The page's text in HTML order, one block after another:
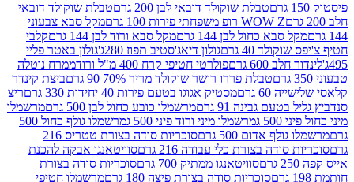
טבלת שוקולד דובאי לבן 200 גרם
טבלת שוקולד דובאי
WOW Z רופ משפחתי פירות 100 גרם
מקל סבא צבעוני
סבא כחול לבן 144 גרם
מקל סבא ורוד לבן 144 גרם
קלבי
40 גרם
גולון דיאג'סטיב תפוז 280ג'
גולון באטר פליי
600 גרם
פולרטי חטיפי קרח 400 מ"ל ורוד
ממרח נוטלה
טבלת פררו רושר שוקולד מריר 70% 90 גרם
ביצת קינדר
60 גרם
מסטיק אגוגו בטעם פירות 40 יחידות 330 גרם
ריצ
גבינה 91 גרם
מרשמלו כובע כחול לבן 500 גרם
מרשמלו
ג
מרשמלו מיני ורוד פיני 500 ג
מרשמלו גולף כחול 500
אדום 500 גרם
סוכריות סודה בצורת טטריס 216
בצורת כלי עבודה 216 גרם
סוויטאנגו אבקה להכנת
סוויטאנגו ממתיק 700 גרם
סוכריות סודה בצורת
סוכריות סודה בצורת פיצה 180 גרם
מרשמלו חטיפי